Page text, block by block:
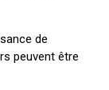
de
peuvent être